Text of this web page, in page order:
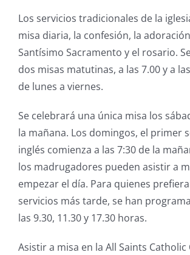
Los servicios tradicionales de la
misa diaria, la confesión, la
Santísimo Sacramento y el rosario.
dos misas matutinas, a las 7.00 y a
de lunes a viernes.
Se celebrará una única misa los
la mañana. Los domingos, el primer
inglés comienza a las 7:30 de la
los madrugadores pueden asistir a
empezar el día. Para quienes
servicios más tarde, se han
las 9.30, 11.30 y 17.30 horas.
Asistir a misa en la All Saints Catholic